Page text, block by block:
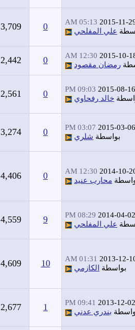
2015-11-
05:13 AM
علي المفلحي 0
3,709
2015-10-
12:30 AM
رمضان مقصود 0
2,442
2015-08-16
09:03 PM
خالد رفحاوي 0
2,561
2015-03-06
03:07 PM
بواسطة شلري 0
3,274
2014-10-
12:30 AM
محارب عنيد 0
4,406
2014-04-02
08:29 PM
علي المفلحي 9
4,559
2013-12-
01:31 AM
بواسطة
الكازمي 10
4,609
2013-12-02
09:41 PM
بندري عدني 1
2,677